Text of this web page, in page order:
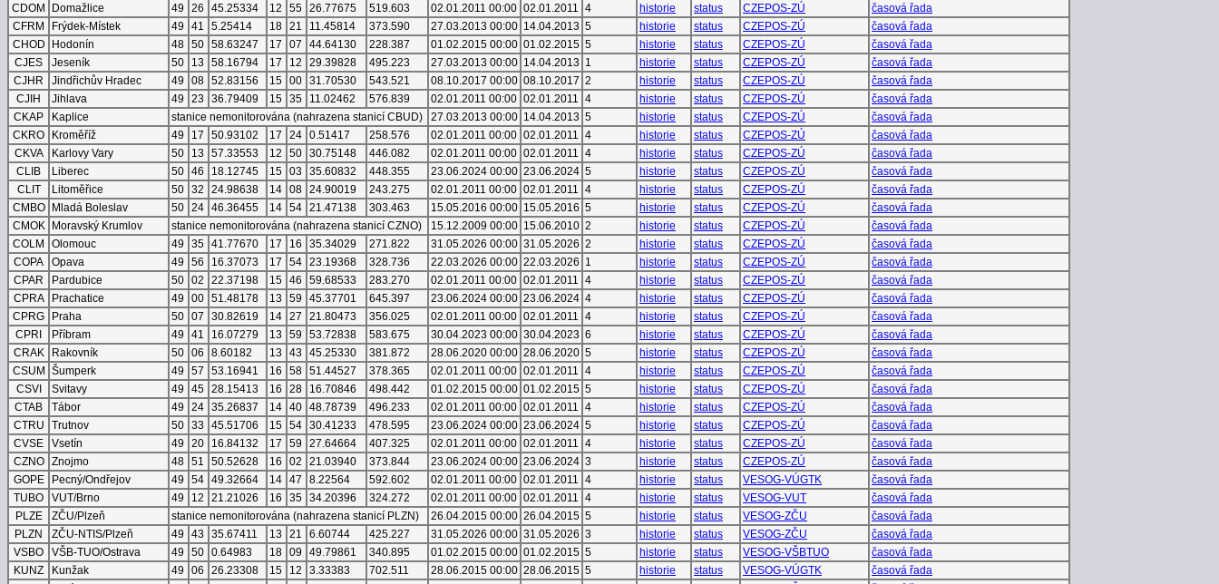
CDOM
Domažlice 49 26 45.25334 12 55 26.77675 519.603 02.01.2011 00:00 02.01.2011 4 historie status CZEPOS-ZÚ
časová řada
CFRM
Frýdek-Místek 49 41 5.25414 18 21 11.45814 373.590 27.03.2013 00:00 14.04.2013 5 historie status CZEPOS-ZÚ
časová řada
CHOD
Hodonín 48 50 58.63247 17 07 44.64130 228.387 01.02.2015 00:00 01.02.2015 5 historie status CZEPOS-ZÚ
časová řada
CJES
Jeseník 50 13 58.16794 17 12 29.39828 495.223 27.03.2013 00:00 14.04.2013 1 historie status CZEPOS-ZÚ
časová řada
CJHR
Jindřichův Hradec 49 08 52.83156 15 00 31.70530 543.521 08.10.2017 00:00 08.10.2017 2 historie status CZEPOS-ZÚ
časová řada
CJIH
Jihlava 49 23 36.79409 15 35 11.02462 576.839 02.01.2011 00:00 02.01.2011 4 historie status CZEPOS-ZÚ
časová řada
CKAP
Kaplice stanice nemonitorována (nahrazena stanicí CBUD) 27.03.2013 00:00 14.04.2013 5 historie status CZEPOS-ZÚ
časová řada
CKRO
Kroměříž 49 17 50.93102 17 24 0.51417 258.576 02.01.2011 00:00 02.01.2011 4 historie status CZEPOS-ZÚ
časová řada
CKVA
Karlovy Vary 50 13 57.33553 12 50 30.75148 446.082 02.01.2011 00:00 02.01.2011 4 historie status CZEPOS-ZÚ
časová řada
CLIB
Liberec 50 46 18.12745 15 03 35.60832 448.355 23.06.2024 00:00 23.06.2024 5 historie status CZEPOS-ZÚ
časová řada
CLIT
Litoměřice 50 32 24.98638 14 08 24.90019 243.275 02.01.2011 00:00 02.01.2011 4 historie status CZEPOS-ZÚ
časová řada
CMBO
Mladá Boleslav 50 24 46.36455 14 54 21.47138 303.463 15.05.2016 00:00 15.05.2016 5 historie status CZEPOS-ZÚ
časová řada
CMOK
Moravský Krumlov stanice nemonitorována (nahrazena stanicí CZNO) 15.12.2009 00:00 15.06.2010 2 historie status CZEPOS-ZÚ
časová řada
COLM
Olomouc 49 35 41.77670 17 16 35.34029 271.822 31.05.2026 00:00 31.05.2026 2 historie status CZEPOS-ZÚ
časová řada
COPA
Opava 49 56 16.37073 17 54 23.19368 328.736 22.03.2026 00:00 22.03.2026 1 historie status CZEPOS-ZÚ
časová řada
CPAR
Pardubice 50 02 22.37198 15 46 59.68533 283.270 02.01.2011 00:00 02.01.2011 4 historie status CZEPOS-ZÚ
časová řada
CPRA
Prachatice 49 00 51.48178 13 59 45.37701 645.397 23.06.2024 00:00 23.06.2024 4 historie status CZEPOS-ZÚ
časová řada
CPRG
Praha 50 07 30.82619 14 27 21.80473 356.025 02.01.2011 00:00 02.01.2011 4 historie status CZEPOS-ZÚ
časová řada
CPRI
Příbram 49 41 16.07279 13 59 53.72838 583.675 30.04.2023 00:00 30.04.2023 6 historie status CZEPOS-ZÚ
časová řada
CRAK
Rakovník 50 06 8.60182 13 43 45.25330 381.872 28.06.2020 00:00 28.06.2020 5 historie status CZEPOS-ZÚ
časová řada
CSUM
Šumperk 49 57 53.16941 16 58 51.44527 378.365 02.01.2011 00:00 02.01.2011 4 historie status CZEPOS-ZÚ
časová řada
CSVI
Svitavy 49 45 28.15413 16 28 16.70846 498.442 01.02.2015 00:00 01.02.2015 5 historie status CZEPOS-ZÚ
časová řada
CTAB
Tábor 49 24 35.26837 14 40 48.78739 496.233 02.01.2011 00:00 02.01.2011 4 historie status CZEPOS-ZÚ
časová řada
CTRU
Trutnov 50 33 45.51706 15 54 30.41233 478.595 23.06.2024 00:00 23.06.2024 5 historie status CZEPOS-ZÚ
časová řada
CVSE
Vsetín 49 20 16.84132 17 59 27.64664 407.325 02.01.2011 00:00 02.01.2011 4 historie status CZEPOS-ZÚ
časová řada
CZNO
Znojmo 48 51 50.52628 16 02 21.03940 373.844 23.06.2024 00:00 23.06.2024 3 historie status CZEPOS-ZÚ
časová řada
GOPE
Pecný/Ondřejov 49 54 49.32664 14 47 8.22564 592.602 02.01.2011 00:00 02.01.2011 4 historie status VESOG-VÚGTK
časová řada
TUBO
VUT/Brno 49 12 21.21026 16 35 34.20396 324.272 02.01.2011 00:00 02.01.2011 4 historie status VESOG-VUT
časová řada
PLZE
ZČU/Plzeň stanice nemonitorována (nahrazena stanicí PLZN) 26.04.2015 00:00 26.04.2015 5 historie status VESOG-ZČU
časová řada
PLZN
ZČU-NTIS/Plzeň 49 43 35.67411 13 21 6.60744 425.227 31.05.2026 00:00 31.05.2026 3 historie status VESOG-ZČU
časová řada
VSBO
VŠB-TUO/Ostrava 49 50 0.64983 18 09 49.79861 340.895 01.02.2015 00:00 01.02.2015 5 historie status VESOG-VŠBTUO
časová řada
KUNZ
Kunžak 49 06 26.23308 15 12 3.33383 702.511 28.06.2015 00:00 28.06.2015 5 historie status VESOG-VÚGTK
časová řada